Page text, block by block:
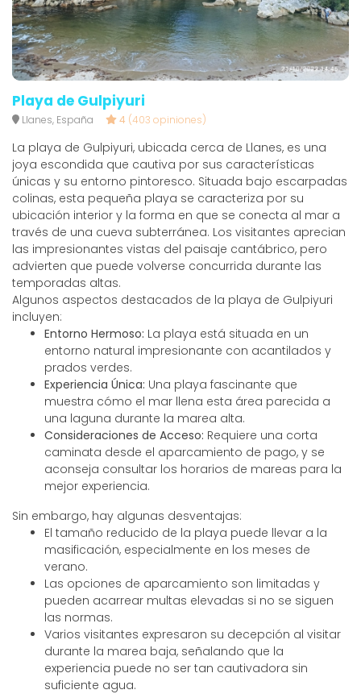
Playa de Gulpiyuri
Llanes, España 4 (403 opiniones)
La playa de Gulpiyuri, ubicada cerca de Llanes, es una
joya escondida que cautiva por sus características
únicas y su entorno pintoresco. Situada bajo escarpadas
colinas, esta pequeña playa se caracteriza por su
ubicación interior y la forma en que se conecta al mar a
través de una cueva subterránea. Los visitantes aprecian
las impresionantes vistas del paisaje cantábrico, pero
advierten que puede volverse concurrida durante las
temporadas altas.
Algunos aspectos destacados de la playa de Gulpiyuri
incluyen:
Entorno Hermoso: La playa está situada en un
entorno natural impresionante con acantilados y
prados verdes.
Experiencia Única: Una playa fascinante que
muestra cómo el mar llena esta área parecida a
una laguna durante la marea alta.
Consideraciones de Acceso: Requiere una corta
caminata desde el aparcamiento de pago, y se
aconseja consultar los horarios de mareas para la
mejor experiencia.
Sin embargo, hay algunas desventajas:
El tamaño reducido de la playa puede llevar a la
masificación, especialmente en los meses de
verano.
Las opciones de aparcamiento son limitadas y
pueden acarrear multas elevadas si no se siguen
las normas.
Varios visitantes expresaron su decepción al visitar
durante la marea baja, señalando que la
experiencia puede no ser tan cautivadora sin
suficiente agua.